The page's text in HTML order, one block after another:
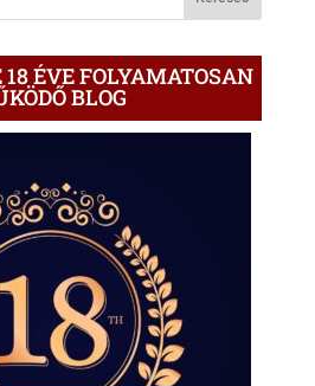
18 ÉVE FOLYAMATOSAN
BLOG